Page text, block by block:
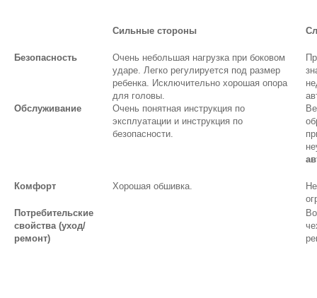
Сильные стороны
Безопасность
Очень небольшая нагрузка при боковом
ударе. Легко регулируется под размер
ребенка. Исключительно хорошая опора
для головы.
Обслуживание
Очень понятная инструкция по
эксплуатации и инструкция по
безопасности.
Комфорт Хорошая обшивка.
Потребительские
свойства (уход/
ремонт)